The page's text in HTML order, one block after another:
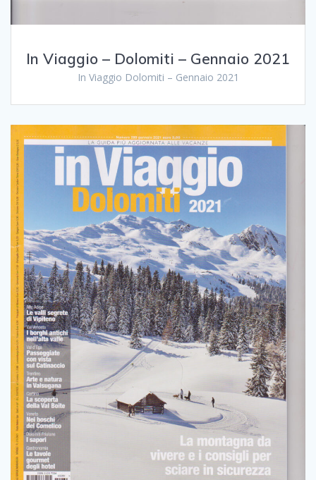
In Viaggio – Dolomiti – Gennaio 2021
In Viaggio Dolomiti – Gennaio 2021